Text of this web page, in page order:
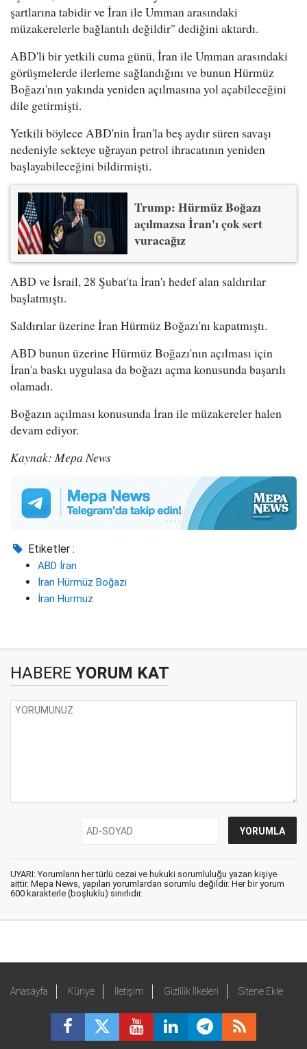
şartlarına tabidir ve İran ile Umman arasındaki
müzakerelerle bağlantılı değildir" dediğini aktardı.
ABD'li bir yetkili cuma günü, İran ile Umman arasındaki
görüşmelerde ilerleme sağlandığını ve bunun Hürmüz
Boğazı'nın yakında yeniden açılmasına yol açabileceğini
dile getirmişti.
Yetkili böylece ABD'nin İran'la beş aydır süren savaşı
nedeniyle sekteye uğrayan petrol ihracatının yeniden
başlayabileceğini bildirmişti.
Trump: Hürmüz Boğazı
açılmazsa İran'ı çok sert
vuracağız
ABD ve İsrail, 28 Şubat'ta İran'ı hedef alan saldırılar
başlatmıştı.
Saldırılar üzerine İran Hürmüz Boğazı'nı kapatmıştı.
ABD bunun üzerine Hürmüz Boğazı'nın açılması için
İran'a baskı uygulasa da boğazı açma konusunda başarılı
olamadı.
Boğazın açılması konusunda İran ile müzakereler halen
devam ediyor.
Kaynak: Mepa News
Etiketler :
ABD İran
İran Hürmüz Boğazı
İran Hürmüz
HABERE YORUM KAT
UYARI: Yorumların her türlü cezai ve hukuki sorumluluğu yazan kişiye
aittir. Mepa News, yapılan yorumlardan sorumlu değildir. Her bir yorum
600 karakterle (boşluklu) sınırlıdır.
Anasayfa Künye İletişim Gizlilik İlkeleri Sitene Ekle